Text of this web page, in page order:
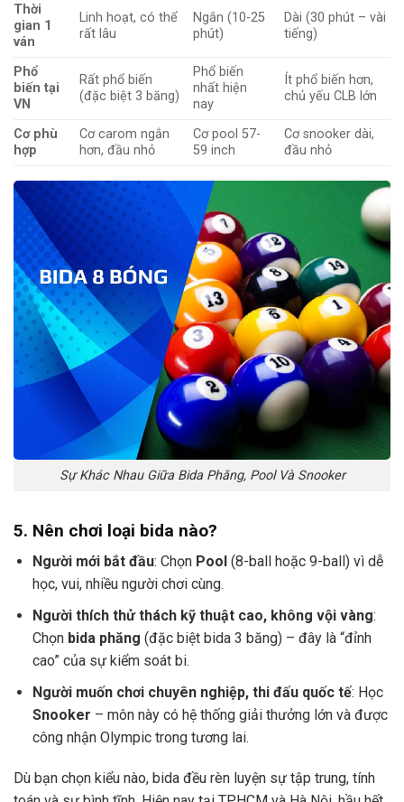
Thời
gian 1
ván
Linh hoạt, có thể
rất lâu
Ngắn (10-25
phút)
Dài (30 phút – vài
tiếng)
Phổ
biến tại
VN
Rất phổ biến
(đặc biệt 3 băng)
Phổ biến
nhất hiện
nay
Ít phổ biến hơn,
chủ yếu CLB lớn
Cơ phù
hợp
Cơ carom ngắn
hơn, đầu nhỏ
Cơ pool 57-
59 inch
Cơ snooker dài,
đầu nhỏ
Sự Khác Nhau Giữa Bida Phăng, Pool Và Snooker
5. Nên chơi loại bida nào?
Người mới bắt đầu: Chọn Pool (8-ball hoặc 9-ball) vì dễ
học, vui, nhiều người chơi cùng.
Người thích thử thách kỹ thuật cao, không vội vàng:
Chọn bida phăng (đặc biệt bida 3 băng) – đây là “đỉnh
cao” của sự kiểm soát bi.
Người muốn chơi chuyên nghiệp, thi đấu quốc tế: Học
Snooker – môn này có hệ thống giải thưởng lớn và được
công nhận Olympic trong tương lai.
Dù bạn chọn kiểu nào, bida đều rèn luyện sự tập trung, tính